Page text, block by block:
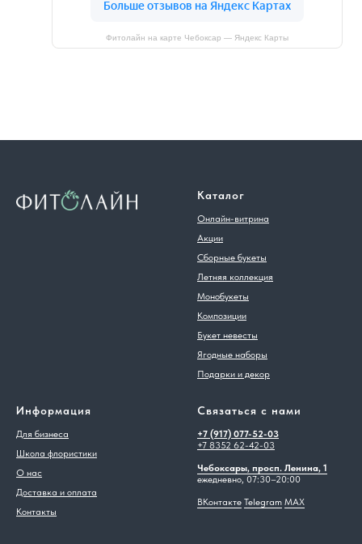
Фитолайн на карте Чебоксар — Яндекс Карты
Каталог
Онлайн-витрина
Акции
Сборные букеты
Летняя коллекция
Монобукеты
Композиции
Букет невесты
Ягодные наборы
Подарки и декор
Информация
Для бизнеса
Школа флористики
О нас
Доставка и оплата
Контакты
Связаться с нами
+7 (917) 077-52-03
+7 8352 62-42-03
Чебоксары, просп. Ленина, 1
ежедневно, 07:30–20:00
ВКонтакте Telegram MAX